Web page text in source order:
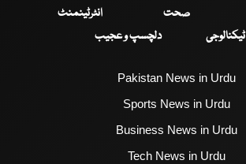
صحت
انٹرٹینمنٹ
ٹیکنالوجی
دلچسپ و عجیب
Pakistan News in Urdu
Sports News in Urdu
Business News in Urdu
Tech News in Urdu